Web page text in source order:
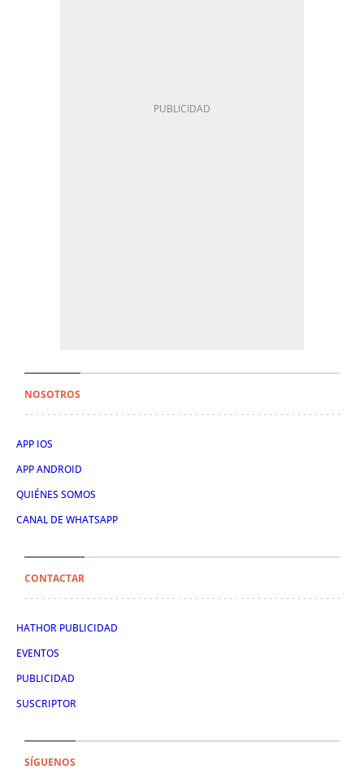
NOSOTROS
APP IOS
APP ANDROID
QUIÉNES SOMOS
CANAL DE WHATSAPP
CONTACTAR
HATHOR PUBLICIDAD
EVENTOS
PUBLICIDAD
SUSCRIPTOR
SÍGUENOS